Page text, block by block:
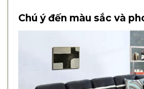
Chú ý đến màu sắc và